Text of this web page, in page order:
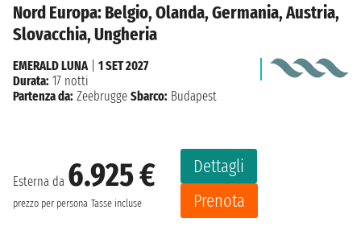
Nord Europa: Belgio, Olanda, Germania, Austria,
Slovacchia, Ungheria
Esterna da 6.925 €
prezzo per persona Tasse incluse
Dettagli
Prenota
EMERALD LUNA
1 SET 2027
Durata: 17 notti
Partenza da: Zeebrugge Sbarco: Budapest